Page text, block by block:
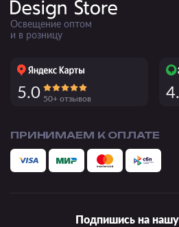
Подпишись на
Освещение оптом
и в розницу
5.0 50+ отзывов
ПРИНИМАЕМ К ОПЛАТЕ